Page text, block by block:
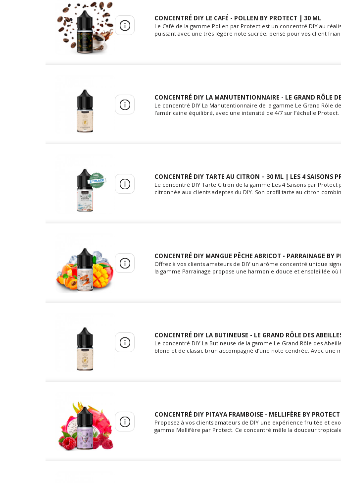
CONCENTRÉ DIY LE CAFÉ - POLLEN BY PROTECT | 30 ML
Le Café de la gamme Pollen par Protect est un concentré DIY au
puissant avec une très légère note sucrée, pensé pour vos client
CONCENTRÉ DIY LA MANUTENTIONNAIRE - LE GRAND RÔLE
Le concentré DIY La Manutentionnaire de la gamme Le Grand Rôle
l’américaine équilibré, avec une intensité de 4/7 sur l’échelle
CONCENTRÉ DIY TARTE AU CITRON – 30 ML | LES 4 SAISONS
Le concentré DIY Tarte Citron de la gamme Les 4 Saisons par
citronnée aux clients adeptes du DIY. Son profil tarte au citron
CONCENTRÉ DIY MANGUE PÊCHE ABRICOT - PARRAINAGE BY
Offrez à vos clients amateurs de DIY un arôme concentré unique
la gamme Parrainage propose une harmonie douce et ensoleillée où
CONCENTRÉ DIY LA BUTINEUSE - LE GRAND RÔLE DES
Le concentré DIY La Butineuse de la gamme Le Grand Rôle des
blond et de classic brun accompagné d’une note cendrée. Avec une
CONCENTRÉ DIY PITAYA FRAMBOISE - MELLIFÈRE BY
Proposez à vos clients amateurs de DIY une expérience fruitée et
gamme Mellifère par Protect. Ce concentré mêle la douceur